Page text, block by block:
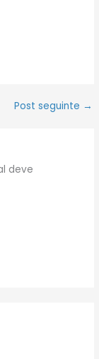
Post seguinte →
deve